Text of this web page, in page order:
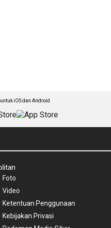
iOS dan Android
Foto
Video
Ketentuan Penggunaan
Kebijakan Privasi